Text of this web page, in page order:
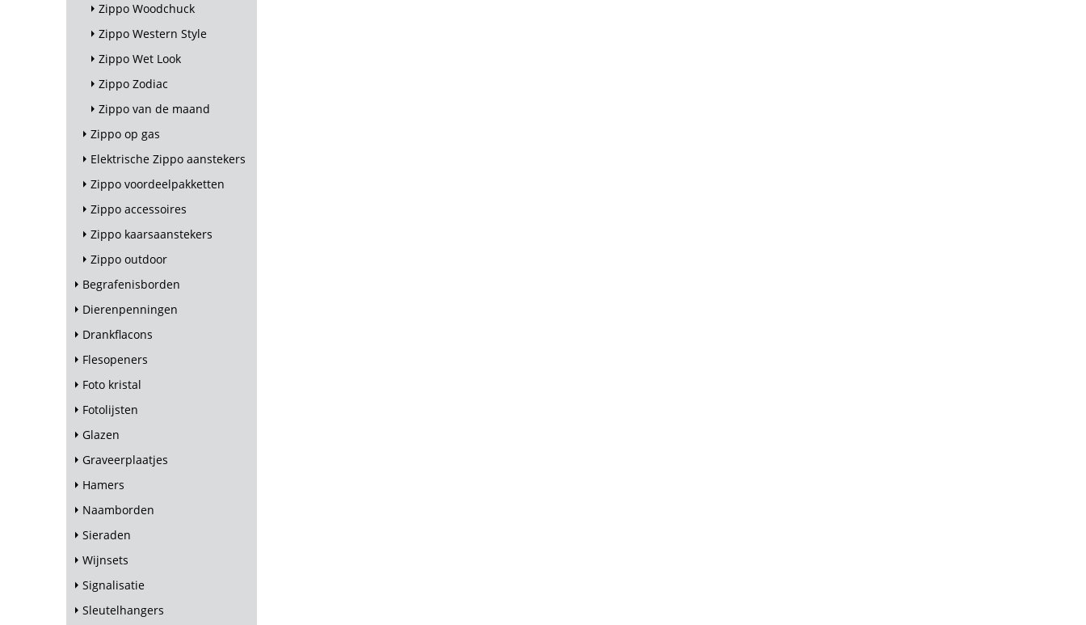
Zippo Woodchuck
Zippo Western Style
Zippo Wet Look
Zippo Zodiac
Zippo van de maand
Zippo op gas
Elektrische Zippo aanstekers
Zippo voordeelpakketten
Zippo accessoires
Zippo kaarsaanstekers
Zippo outdoor
Begrafenisborden
Dierenpenningen
Drankflacons
Flesopeners
Foto kristal
Fotolijsten
Glazen
Graveerplaatjes
Hamers
Naamborden
Sieraden
Wijnsets
Signalisatie
Sleutelhangers